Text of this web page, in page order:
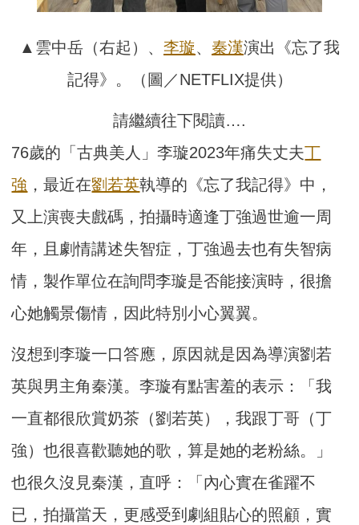
▲雲中岳（右起）、 李璇、 秦漢演出《忘了我
記得》。（圖／NETFLIX提供）
請繼續往下閱讀….
76歲的「古典美人」李璇2023年痛失丈夫丁
強 ，最近在劉若英執導的《忘了我記得》中，
又上演喪夫戲碼，拍攝時適逢丁強過世逾一周
年，且劇情講述失智症，丁強過去也有失智病
情，製作單位在詢問李璇是否能接演時，很擔
心她觸景傷情，因此特別小心翼翼。
沒想到李璇一口答應，原因就是因為導演劉若
英與男主角秦漢。李璇有點害羞的表示：「我
一直都很欣賞奶茶（劉若英），我跟丁哥（丁
強）也很喜歡聽她的歌，算是她的老粉絲。」
也很久沒見秦漢，直呼：「內心實在雀躍不
已，拍攝當天，更感受到劇組貼心的照顧，實